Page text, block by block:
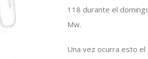
118 durante el
Mw.
Una vez ocurra esto